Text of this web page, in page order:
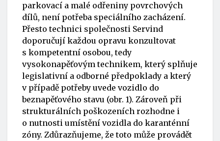
parkovací a malé odřeniny povrchových
dílů, není potřeba speciálního zacházení.
Přesto technici společnosti Servind
doporučují každou opravu konzultovat
s kompetentní osobou, tedy
vysokonapěťovým technikem, který splňuje
legislativní a odborné předpoklady a který
v případě potřeby uvede vozidlo do
beznapěťového stavu (obr. 1). Zároveň při
strukturálních poškozeních rozhodne i
o nutnosti umístění vozidla do karanténní
zóny. Zdůrazňujeme, že toto může provádět